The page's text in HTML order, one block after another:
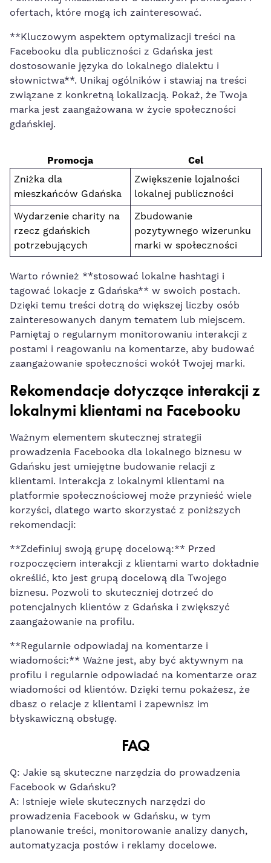
ofertach, które mogą ich zainteresować.
**Kluczowym⁢ aspektem optymalizacji treści na
Facebooku dla publiczności z Gdańska jest
dostosowanie języka do lokalnego dialektu i
słownictwa**. Unikaj ogólników​ i stawiaj na ⁢treści
związane z ‍konkretną lokalizacją. Pokaż, że Twoja
marka jest ⁤zaangażowana w życie ‌społeczności
gdańskiej.
Promocja
Cel
Zniżka dla
mieszkańców Gdańska
Zwiększenie⁢ lojalności
lokalnej ⁤publiczności
Wydarzenie charity na
rzecz gdańskich
potrzebujących
Zbudowanie
pozytywnego wizerunku⁢
marki w społeczności
Warto również **stosować ⁢lokalne hashtagi i
tagować lokacje z Gdańska** w swoich⁣ postach.
Dzięki temu treści​ dotrą ​do większej liczby osób
zainteresowanych danym tematem ⁢lub ⁤miejscem.
Pamiętaj o regularnym monitorowaniu interakcji z
postami i reagowaniu na komentarze, aby budować
zaangażowanie ‍społeczności wokół​ Twojej marki.
Rekomendacje dotyczące interakcji z
lokalnymi⁣ klientami na Facebooku
Ważnym elementem skutecznej strategii
prowadzenia ‌Facebooka dla lokalnego biznesu w
Gdańsku jest umiejętne budowanie relacji​ z ​
klientami. Interakcja z lokalnymi klientami na
platformie społecznościowej może przynieść wiele
korzyści, dlatego warto skorzystać z poniższych
rekomendacji:
**Zdefiniuj swoją⁤ grupę docelową:** Przed
rozpoczęciem interakcji z klientami warto dokładnie
określić, kto jest grupą docelową dla Twojego
biznesu. Pozwoli to skuteczniej dotrzeć do
potencjalnych klientów z ​Gdańska i zwiększyć
zaangażowanie na profilu.
**Regularnie odpowiadaj na komentarze i
⁣wiadomości:** Ważne jest, aby być aktywnym na
profilu i regularnie ⁤odpowiadać na komentarze oraz
wiadomości‌ od klientów. Dzięki temu ⁣pokażesz, że
dbasz o ⁣relacje z klientami i zapewnisz im
błyskawiczną obsługę.
FAQ
Q:⁣ Jakie są skuteczne narzędzia⁢ do prowadzenia
Facebook ⁢w Gdańsku?
A: Istnieje wiele skutecznych narzędzi do
prowadzenia Facebook w Gdańsku, w tym
planowanie ‌treści, monitorowanie analizy ​danych,
automatyzacja postów i reklamy docelowe.